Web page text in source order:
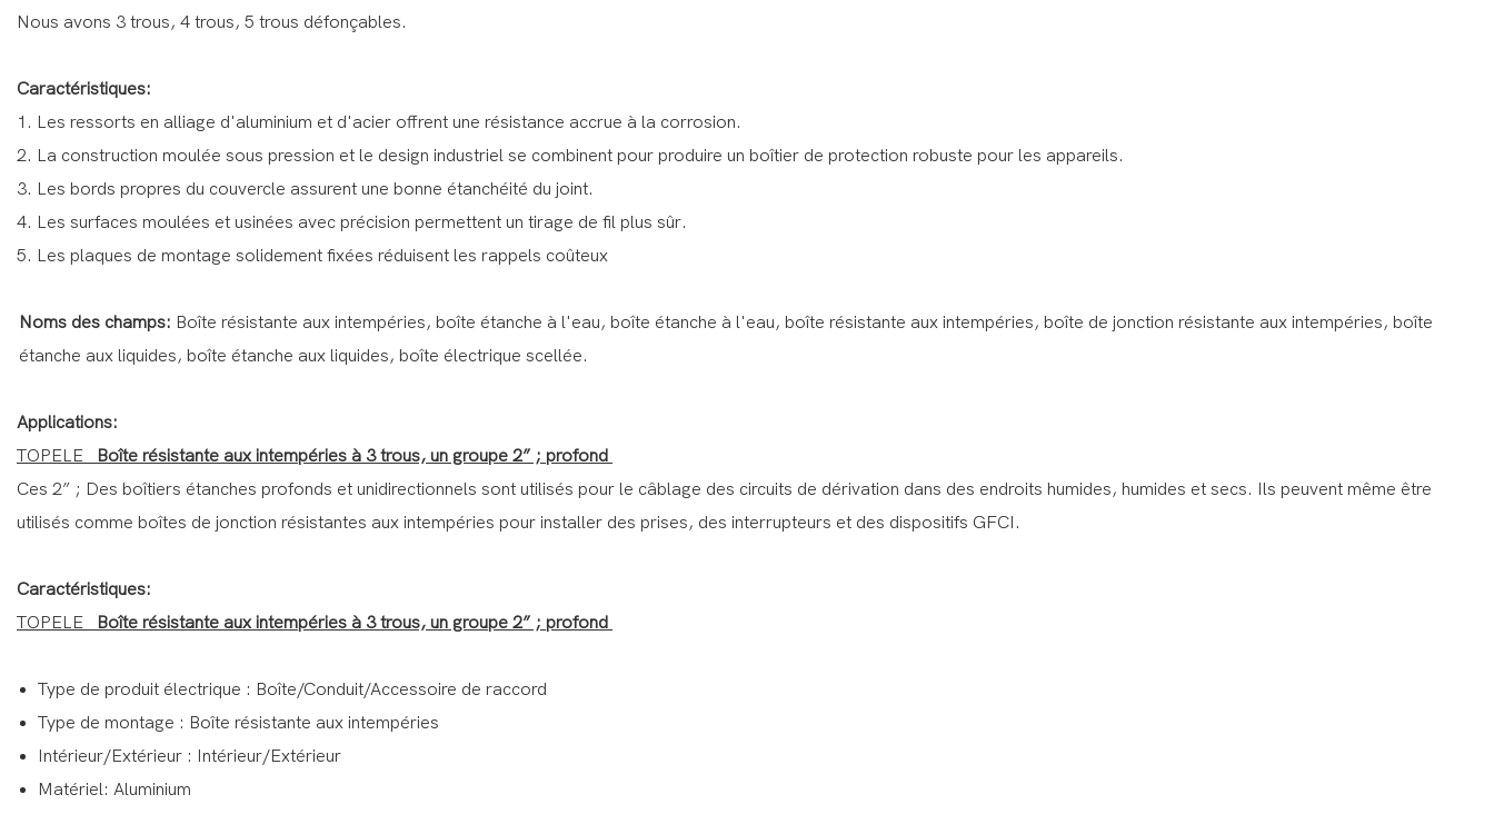
Nous avons 3 trous, 4 trous, 5 trous défonçables.
Caractéristiques:
1. Les ressorts en alliage d'aluminium et d'acier offrent une résistance accrue à la corrosion.
2. La construction moulée sous pression et le design industriel se combinent pour produire un boîtier de protection robuste pour les appareils.
3. Les bords propres du couvercle assurent une bonne étanchéité du joint.
4. Les surfaces moulées et usinées avec précision permettent un tirage de fil plus sûr.
5. Les plaques de montage solidement fixées réduisent les rappels coûteux
Noms des champs: Boîte résistante aux intempéries, boîte étanche à l'eau, boîte étanche à l'eau, boîte résistante aux intempéries, boîte de jonction résistante aux intempéries, boîte
étanche aux liquides, boîte étanche aux liquides, boîte électrique scellée.
Applications:
TOPELE
Boîte résistante aux intempéries à 3 trous, un groupe 2” ; profond
Ces 2” ; Des boîtiers étanches profonds et unidirectionnels sont utilisés pour le câblage des circuits de dérivation dans des endroits humides, humides et secs. Ils peuvent même être
utilisés comme boîtes de jonction résistantes aux intempéries pour installer des prises, des interrupteurs et des dispositifs GFCI.
Caractéristiques:
TOPELE
Boîte résistante aux intempéries à 3 trous, un groupe 2” ; profond
Type de produit électrique : Boîte/Conduit/Accessoire de raccord
Type de montage : Boîte résistante aux intempéries
Intérieur/Extérieur : Intérieur/Extérieur
Matériel: Aluminium